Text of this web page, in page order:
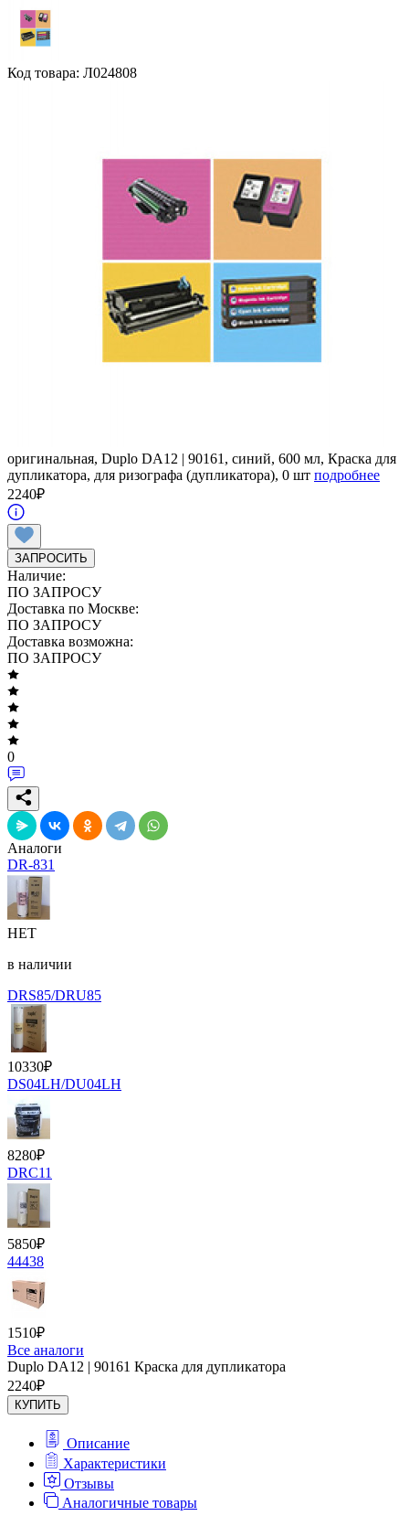
Код товара: Л024808
оригинальная, Duplo DA12 | 90161, синий, 600 мл, Краска для
дупликатора, для ризографа (дупликатора), 0 шт подробнее
2240₽
ЗАПРОСИТЬ
Наличие:
ПО ЗАПРОСУ
Доставка по Москве:
ПО ЗАПРОСУ
Доставка возможна:
ПО ЗАПРОСУ
0
Аналоги
DR-831
НЕТ
в наличии
DRS85/DRU85
10330₽
DS04LH/DU04LH
8280₽
DRC11
5850₽
44438
1510₽
Все аналоги
Duplo DA12 | 90161 Краска для дупликатора
2240₽
КУПИТЬ
Описание
Характеристики
Отзывы
Аналогичные товары